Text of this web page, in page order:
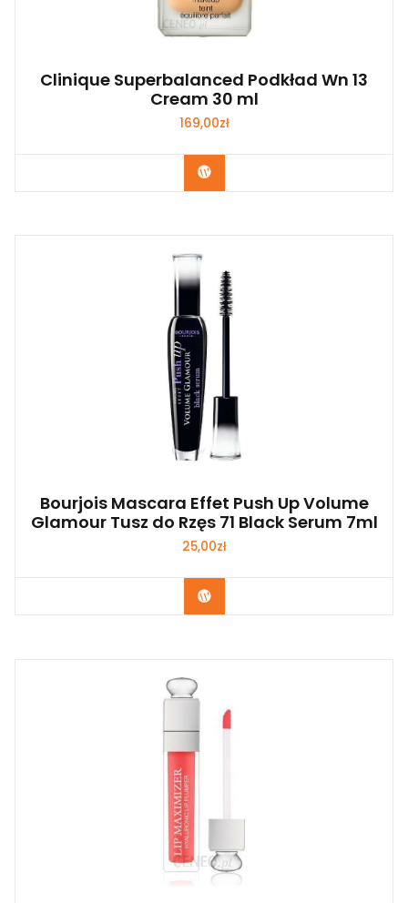
Clinique Superbalanced Podkład Wn 13
Cream 30 ml
169,00zł
Zobacz
Bourjois Mascara Effet Push Up Volume
Glamour Tusz do Rzęs 71 Black Serum 7ml
25,00zł
Zobacz